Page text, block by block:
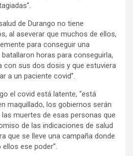
de Durango no tiene
al aseverar que muchos de ellos,
para conseguir una
horas para conseguirla,
con sus dos dosis y que estuviera
a un paciente covid”.
el covid está latente, “está
maquillado, los gobiernos serán
muertes de esas personas que
de las indicaciones de salud
que se lleve una campaña donde
ese poder”.